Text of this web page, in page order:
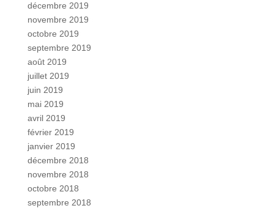
décembre 2019
novembre 2019
octobre 2019
septembre 2019
août 2019
juillet 2019
juin 2019
mai 2019
avril 2019
février 2019
janvier 2019
décembre 2018
novembre 2018
octobre 2018
septembre 2018